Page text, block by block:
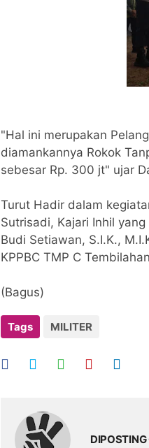
"Hal ini merupakan
diamankannya Rokok
sebesar Rp. 300 jt" ujar
Turut Hadir dalam
Sutrisadi, Kajari Inhil
Budi Setiawan, S.I.Κ.,
KPPBC TMP C
(Bagus)
Tags MILITER
DIPOSTING